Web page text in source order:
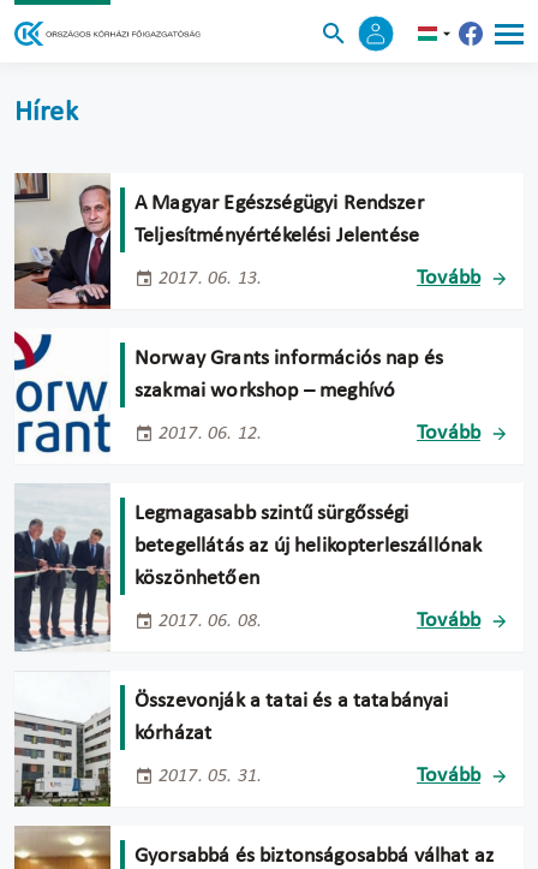
Hírek
A Magyar Egészségügyi Rendszer
Teljesítményértékelési Jelentése
2017. 06. 13. Tovább
Norway Grants információs nap és
szakmai workshop – meghívó
2017. 06. 12. Tovább
Legmagasabb szintű sürgősségi
betegellátás az új helikopterleszállónak
köszönhetően
2017. 06. 08. Tovább
Összevonják a tatai és a tatabányai
kórházat
2017. 05. 31. Tovább
Gyorsabbá és biztonságosabbá válhat az